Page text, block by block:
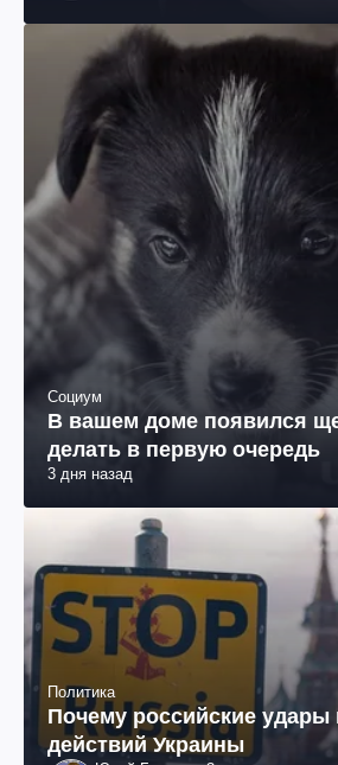
Социум
В вашем доме появился
делать в первую очередь
3 дня назад
Политика
Почему российские удары
действий Украины